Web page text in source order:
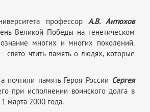
профессор А.В. Антюхов
Великой Победы на генетическом
многих и многих поколений.
свято чтить память о людях, которые
почтили память Героя России Сергея
при исполнении воинского долга в
марта 2000 года.